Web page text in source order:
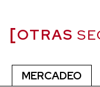
OTRAS
MERCADEO